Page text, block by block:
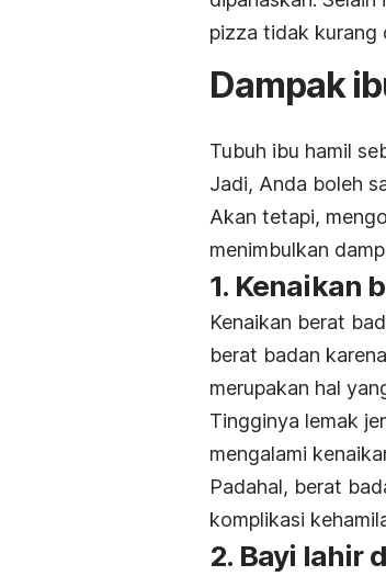
pizza tidak kurang
Dampak
Tubuh ibu hamil
Jadi, Anda boleh
Akan tetapi,
menimbulkan
1. Kenaikan
Kenaikan berat
berat badan karena
merupakan hal
Tingginya lemak
mengalami
Padahal, berat
komplikasi
2. Bayi lahir